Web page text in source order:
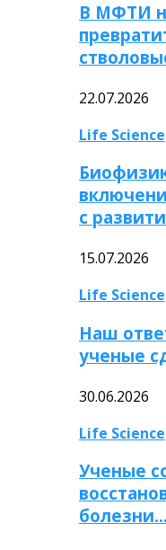
В МФТИ
22.07.2026
Life Science
с
15.07.2026
Life Science
Наш
ученые
30.06.2026
Life Science
Ученые
болезни…